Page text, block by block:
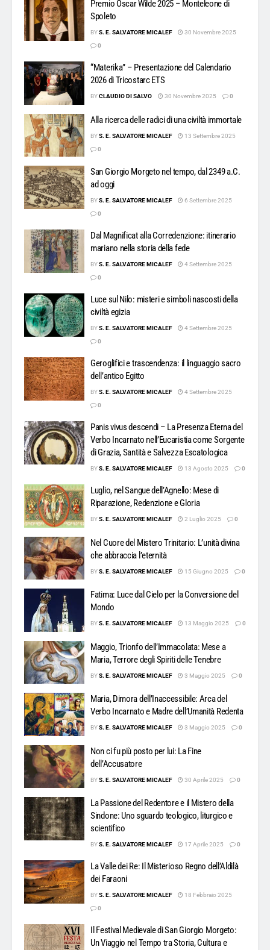
Premio Oscar Wilde 2025 – Monteleone di
Spoleto
BYS. E. SALVATORE MICALEF
30 Novembre 2025
0
“Materika” – Presentazione del Calendario
2026 di Tricostarc ETS
BYCLAUDIO DI SALVO 30 Novembre 2025 0
Alla ricerca delle radici di una civiltà immortale
BYS. E. SALVATORE MICALEF
13 Settembre 2025
0
San Giorgio Morgeto nel tempo, dal 2349 a.C.
ad oggi
BYS. E. SALVATORE MICALEF
6 Settembre 2025
0
Dal Magnificat alla Corredenzione: itinerario
mariano nella storia della fede
BYS. E. SALVATORE MICALEF
4 Settembre 2025
0
Luce sul Nilo: misteri e simboli nascosti della
civiltà egizia
BYS. E. SALVATORE MICALEF
4 Settembre 2025
0
Geroglifici e trascendenza: il linguaggio sacro
dell’antico Egitto
BYS. E. SALVATORE MICALEF
4 Settembre 2025
0
Panis vivus descendi – La Presenza Eterna del
Verbo Incarnato nell’Eucaristia come Sorgente
di Grazia, Santità e Salvezza Escatologica
BYS. E. SALVATORE MICALEF 13 Agosto 2025 0
Luglio, nel Sangue dell’Agnello: Mese di
Riparazione, Redenzione e Gloria
BYS. E. SALVATORE MICALEF 2 Luglio 2025 0
Nel Cuore del Mistero Trinitario: L’unità divina
che abbraccia l’eternità
BYS. E. SALVATORE MICALEF 15 Giugno 2025 0
Fatima: Luce dal Cielo per la Conversione del
Mondo
BYS. E. SALVATORE MICALEF 13 Maggio 2025 0
Maggio, Trionfo dell’Immacolata: Mese a
Maria, Terrore degli Spiriti delle Tenebre
BYS. E. SALVATORE MICALEF 3 Maggio 2025 0
Maria, Dimora dell’Inaccessibile: Arca del
Verbo Incarnato e Madre dell’Umanità Redenta
BYS. E. SALVATORE MICALEF 3 Maggio 2025 0
Non ci fu più posto per lui: La Fine
dell’Accusatore
BYS. E. SALVATORE MICALEF 30 Aprile 2025 0
La Passione del Redentore e il Mistero della
Sindone: Uno sguardo teologico, liturgico e
scientifico
BYS. E. SALVATORE MICALEF 17 Aprile 2025 0
La Valle dei Re: Il Misterioso Regno dell’Aldilà
dei Faraoni
BYS. E. SALVATORE MICALEF
18 Febbraio 2025
0
Il Festival Medievale di San Giorgio Morgeto:
Un Viaggio nel Tempo tra Storia, Cultura e